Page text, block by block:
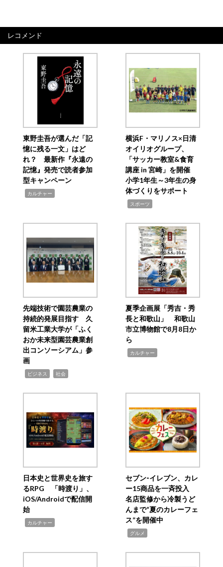
レコメンド
東野圭吾が選んだ「記
憶に残る一文」はど
れ？ 最新作『永遠の
記憶』発売で読者参加
型キャンペーン
カルチャー
横浜F・マリノス×日清
オイリオグループ、
「サッカー教室&食育
講座 in 宮崎」を開催
小学1年生～3年生の身
体づくりをサポート
スポーツ
先端技術で園芸農業の
持続的発展目指す 久
留米工業大学が「ふく
おか未来型園芸農業創
出コンソーシアム」参
画
ビジネス 社会
夏季企画展「秀吉・秀
長と和歌山」 和歌山
市立博物館で8月8日か
ら
カルチャー
日本史と世界史を旅す
るRPG 「時渡り」、
iOS/Androidで配信開
始
カルチャー
セブン‐イレブン、カレ
ー15商品を一斉投入
名店監修から冷製うど
んまで“夏のカレーフェ
ス”を開催中
グルメ